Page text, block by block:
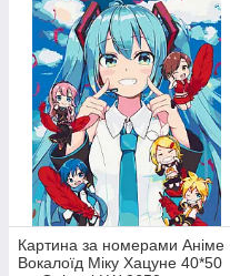
Картина за номерами Аніме
Вокалоїд Міку Хацуне 40*50